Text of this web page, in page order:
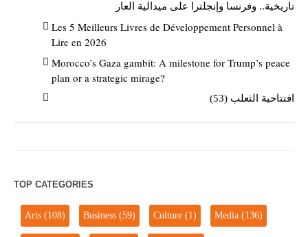
تاريخية.. وفرنسا وإنجلترا على ميدالية العار
Les 5 Meilleurs Livres de Développement Personnel à
Lire en 2026
Morocco’s Gaza gambit: A milestone for Trump’s peace
plan or a strategic mirage?
افتتاحية الثعلب (53)
TOP CATEGORIES
Arts (108) Business (59) Culture (1) Media (136)